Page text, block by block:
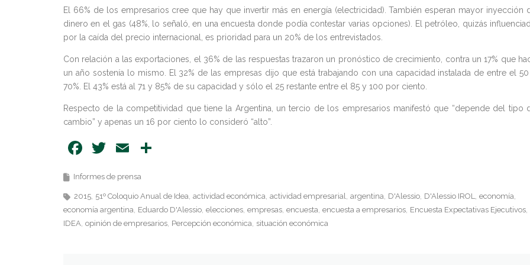
El 66% de los empresarios cree que hay que invertir más en energía (electricidad). También esperan mayor inyección
dinero en el gas (48%, lo señaló, en una encuesta donde podía contestar varias opciones). El petróleo, quizás
por la caída del precio internacional, es prioridad para un 20% de los entrevistados.
Con relación a las exportaciones, el 36% de las respuestas trazaron un pronóstico de crecimiento, contra un 17% que
un año sostenía lo mismo. El 32% de las empresas dijo que está trabajando con una capacidad instalada de entre el
70%. El 43% está al 71 y 85% de su capacidad y sólo el 25 restante entre el 85 y 100 por ciento.
Respecto de la competitividad que tiene la Argentina, un tercio de los empresarios manifestó que “depende del tipo
cambio” y apenas un 16 por ciento lo consideró “alto”.
Facebook
Twitter
Email
Informes de prensa
2015 51º Coloquio Anual de Idea actividad económica actividad empresarial argentina D'Alessio D'Alessio IROL economía
economía argentina Eduardo D'Alessio elecciones empresas encuesta encuesta a empresarios Encuesta Expectativas Ejecutivos
IDEA opinión de empresarios Percepción económica situación económica